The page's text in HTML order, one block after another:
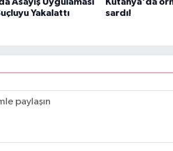
Yakalattı
sardı!